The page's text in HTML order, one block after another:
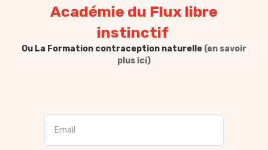
Académie du Flux libre
instinctif
Ou La Formation contraception naturelle (en savoir
plus ici)